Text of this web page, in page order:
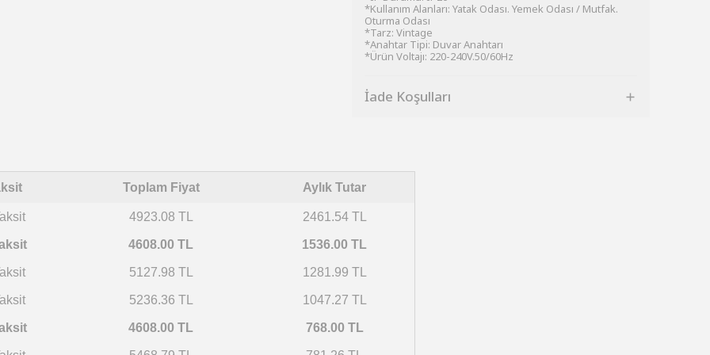
*Kullanım Alanları: Yatak Odası. Yemek Odası / Mutfak.
Oturma Odası
*Tarz: Vintage
*Anahtar Tipi: Duvar Anahtarı
*Ürün Voltajı: 220-240V.50/60Hz
İade Koşulları
Toplam Fiyat Aylık Tutar
4923.08 TL 2461.54 TL
4608.00 TL 1536.00 TL
5127.98 TL 1281.99 TL
5236.36 TL 1047.27 TL
4608.00 TL 768.00 TL